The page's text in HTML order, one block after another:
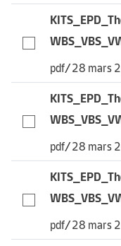
pdf/28 mars
pdf/28 mars
pdf/28 mars